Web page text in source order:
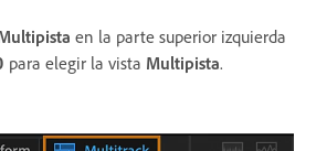
en la parte superior izquierda
para elegir la vista Multipista.